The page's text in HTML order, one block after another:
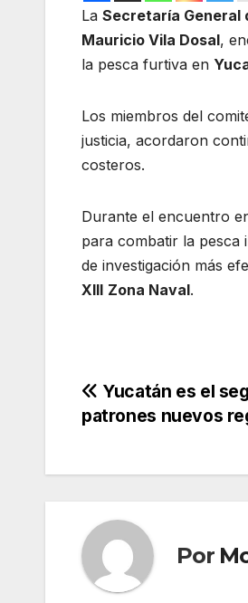
La Secretaría General
Mauricio Vila Dosal,
la pesca furtiva en
Los miembros del
justicia, acordaron
costeros.
Durante el encuentro
para combatir la pesca
de investigación más
XIII Zona Naval.
Navegación
de
entradas
Yucatán es el
patrones nuevos
Por